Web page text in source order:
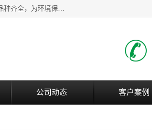
江苏天瑞仪器股份有限公司专业从事光谱、色谱、质谱等分析测试仪器及其软件的研发、生产和销售。产品品种齐全，为环境保护与安全、工业测试与分析及其它领域提供专业解决方案。 为客户提供更加先进的产品和更加满意的服务。
公司动态 客户案例